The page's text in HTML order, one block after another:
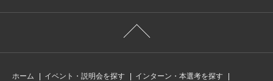
ホーム イベント・説明会を探す
インターン・本選考を探す